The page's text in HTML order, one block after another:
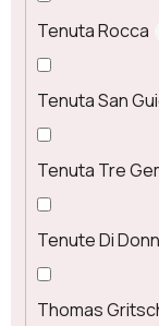
Tenuta Rocca
Tenuta San
Tenuta Tre
Tenute Di
Thomas